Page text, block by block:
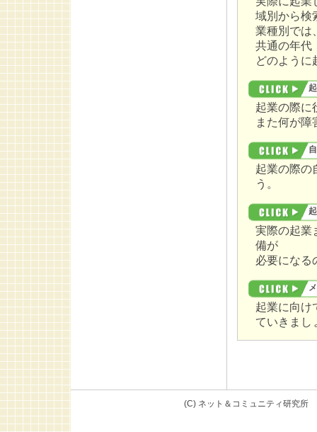
域別から検
業種別では
共通の年代
どのように
起業の際に
また何が障
起業の際の
う。
実際の起業
備が
必要になる
起業に向け
ていきまし
(C) ネット＆コミュニティ